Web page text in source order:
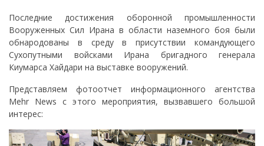
Последние достижения оборонной промышленности
Вооруженных Сил Ирана в области наземного боя были
обнародованы в среду в присутствии командующего
Сухопутными войсками Ирана бригадного генерала
Киумарса Хайдари на выставке вооружений.
Представляем фотоотчет информационного агентства
Mehr News с этого мероприятия, вызвавшего большой
интерес: